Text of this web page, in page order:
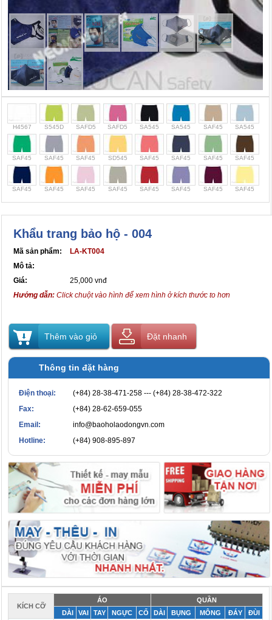
H4567 S545D SAFD5 SAFD5 SA545 SA545 SAF45 SA545
SAF45 SAF45 SAF45 SD545 SAF45 SAF45 SAF45 SAF45
SAF45 SAF45 SAF45 SAF45 SAF45 SAF45 SAF45 SAF45
Khẩu trang bảo hộ - 004
Mã sản phẩm:
LA-KT004
Mô tả:
Giá:
25,000 vnđ
Hướng dẫn: Click chuột vào hình để xem hình ở kích thước to hơn
Thêm vào giỏ Đặt nhanh
Thông tin đặt hàng
Điện thoại:
(+84) 28-38-471-258 --- (+84) 28-38-472-322
Fax:
(+84) 28-62-659-055
Email:
info@baoholaodongvn.com
Hotline:
(+84) 908-895-897
KÍCH CỠ
ÁO
QUẦN
DÀI
VAI TAY NGỰC CỔ DÀI BỤNG MÔNG ĐÁY
ĐÙI
Cọc giao thông, rào chắn công trình
Bình chữa cháy, cứu hỏa
Chính sách bảo mật thông tin